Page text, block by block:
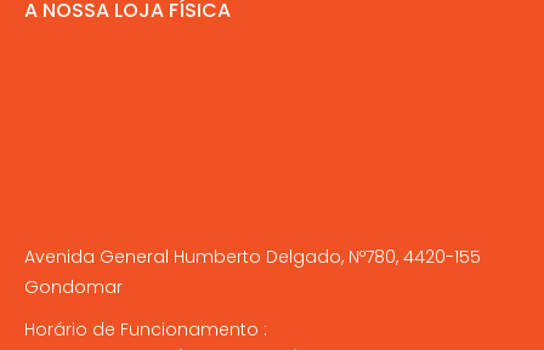
A NOSSA LOJA FÍSICA
Avenida General Humberto Delgado, Nº780, 4420-155
Gondomar
Horário de Funcionamento :